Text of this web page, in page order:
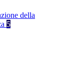
della
5